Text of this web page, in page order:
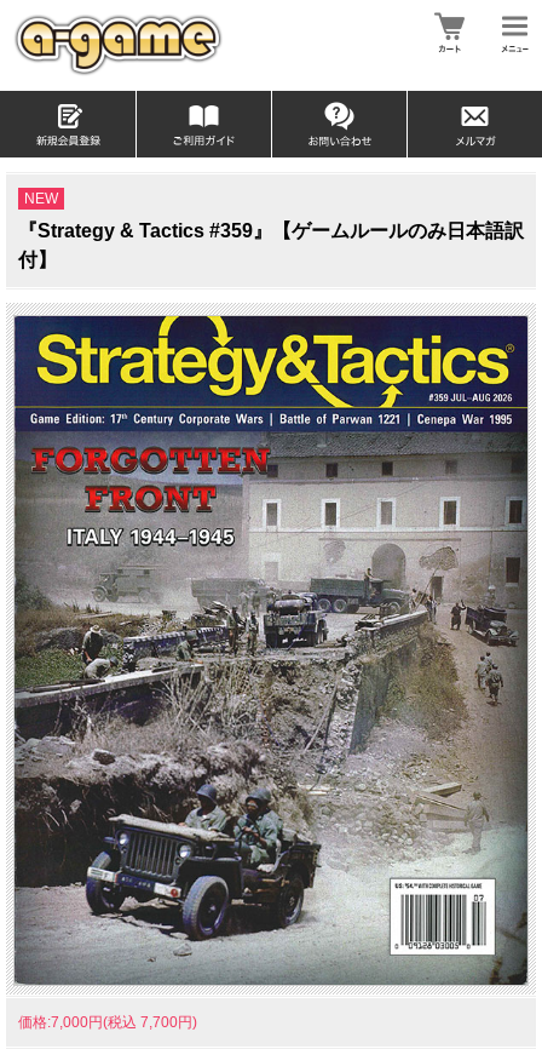
NEW
『Strategy & Tactics #359』【ゲームルールのみ日本語訳
付】
価格:7,000円(税込 7,700円)